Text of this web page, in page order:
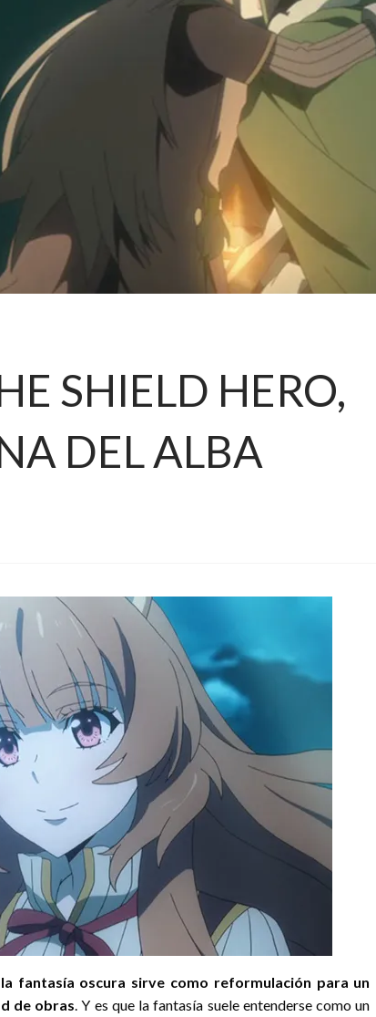
SHIELD HERO,
DEL ALBA
fantasía oscura sirve como reformulación para un
de obras. Y es que la fantasía suele entenderse como un